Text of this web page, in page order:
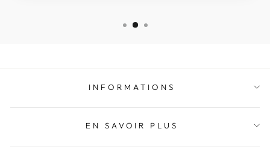
INFORMATIONS
EN SAVOIR PLUS